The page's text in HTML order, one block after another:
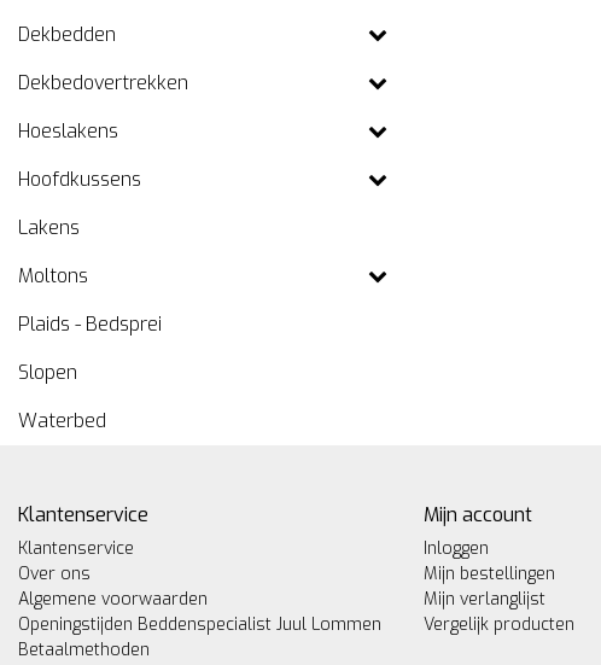
Dekbedden
Dekbedovertrekken
Hoeslakens
Hoofdkussens
Lakens
Moltons
Plaids - Bedsprei
Slopen
Waterbed
Klantenservice
Klantenservice
Over ons
Algemene voorwaarden
Openingstijden Beddenspecialist Juul Lommen
Betaalmethoden
Mijn account
Inloggen
Mijn bestellingen
Mijn verlanglijst
Vergelijk producten